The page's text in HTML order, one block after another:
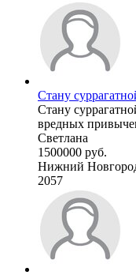
Стану
Стану
вредных
Светлана
1500000 руб.
Нижний
2057